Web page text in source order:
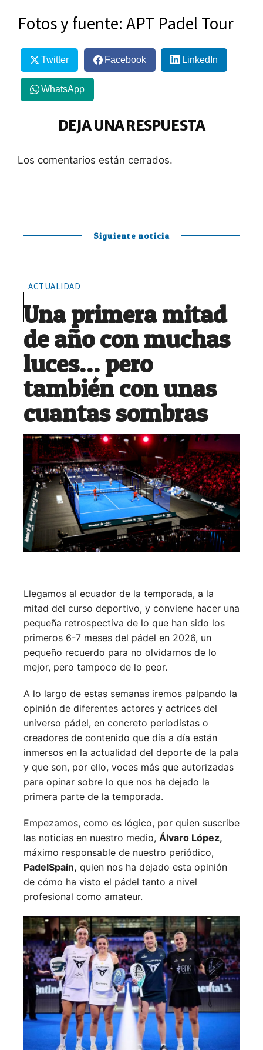
Fotos y fuente: APT Padel Tour
Twitter Facebook LinkedIn
WhatsApp
DEJA UNA RESPUESTA
Los comentarios están cerrados.
Siguiente noticia
ACTUALIDAD
Una primera mitad
de año con muchas
luces… pero
también con unas
cuantas sombras
Llegamos al ecuador de la temporada, a la
mitad del curso deportivo, y conviene hacer una
pequeña retrospectiva de lo que han sido los
primeros 6-7 meses del pádel en 2026, un
pequeño recuerdo para no olvidarnos de lo
mejor, pero tampoco de lo peor.
A lo largo de estas semanas iremos palpando la
opinión de diferentes actores y actrices del
universo pádel, en concreto periodistas o
creadores de contenido que día a día están
inmersos en la actualidad del deporte de la pala
y que son, por ello, voces más que autorizadas
para opinar sobre lo que nos ha dejado la
primera parte de la temporada.
Empezamos, como es lógico, por quien suscribe
las noticias en nuestro medio, Álvaro López,
máximo responsable de nuestro periódico,
PadelSpain, quien nos ha dejado esta opinión
de cómo ha visto el pádel tanto a nivel
profesional como amateur.